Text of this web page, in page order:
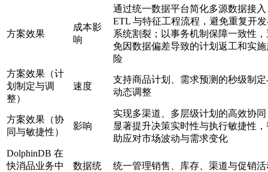
方案效果
成本影
响
通过统一数据平台简化多源数据接入
ETL 与特征工程流程，避免重复开
系统割裂；以事务机制保障一致性，
免因数据偏差导致的计划返工和实施
险
方案效果（计
划制定与调
整）
速度
支持商品计划、需求预测的秒级制定
动态调整
方案效果（协
同与敏捷性）
影响
实现多渠道、多层级计划的高效协同
显著提升决策实时性与执行敏捷性，
助应对市场波动与需求变化
DolphinDB 在
快消品业务中
数据统
统一管理销售、库存、渠道与促销活